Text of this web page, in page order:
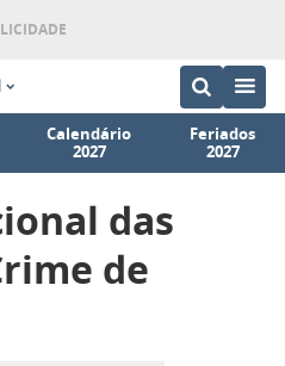
Calendário
2027
Feriados
2027
das
de